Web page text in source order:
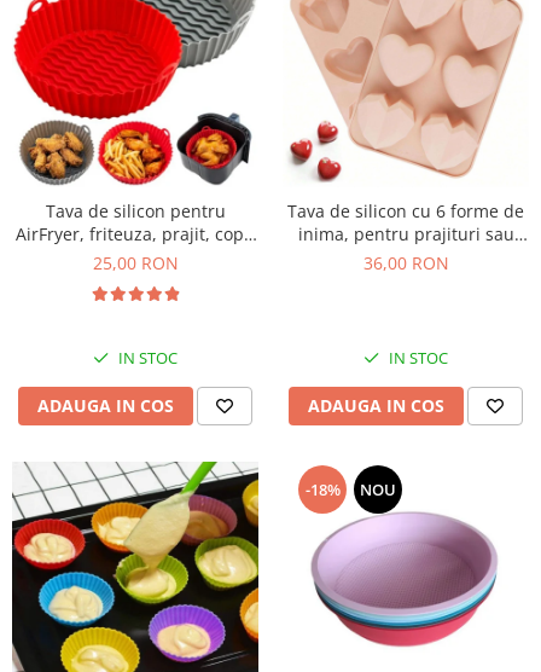
Tava de silicon pentru
AirFryer, friteuza, prajit, copt,
20cm
25,00 RON
IN STOC
ADAUGA IN COS
Tava de silicon cu 6 forme de
inima, pentru prajituri sau
ciocolata
36,00 RON
IN STOC
ADAUGA IN COS
-18% NOU